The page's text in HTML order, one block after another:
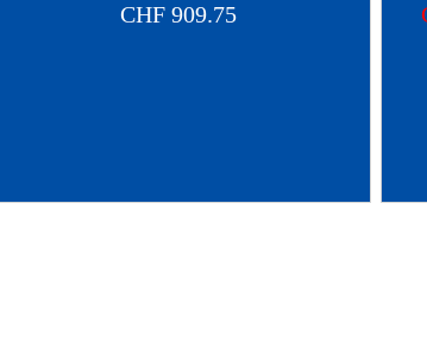
CHF 909.75